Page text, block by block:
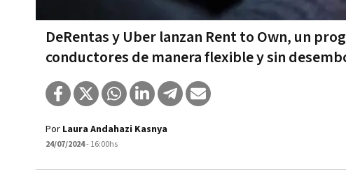
DeRentas y Uber lanzan Rent to Own, un
conductores de manera flexible y sin
Por Laura Andahazi Kasnya
24/07/2024- 16:00hs